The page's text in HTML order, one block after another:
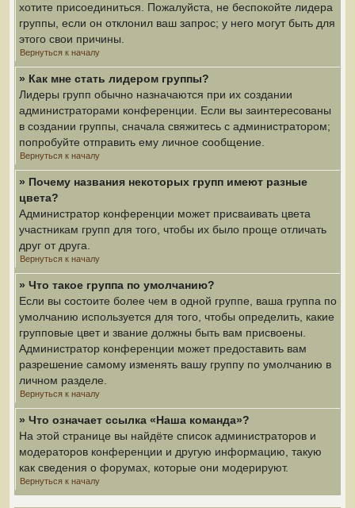
хотите присоединиться. Пожалуйста, не беспокойте лидера
группы, если он отклонил ваш запрос; у него могут быть для
этого свои причины.
Вернуться к началу
» Как мне стать лидером группы?
Лидеры групп обычно назначаются при их создании
администраторами конференции. Если вы заинтересованы
в создании группы, сначала свяжитесь с администратором;
попробуйте отправить ему личное сообщение.
Вернуться к началу
» Почему названия некоторых групп имеют разные
цвета?
Администратор конференции может присваивать цвета
участникам групп для того, чтобы их было проще отличать
друг от друга.
Вернуться к началу
» Что такое группа по умолчанию?
Если вы состоите более чем в одной группе, ваша группа по
умолчанию используется для того, чтобы определить, какие
групповые цвет и звание должны быть вам присвоены.
Администратор конференции может предоставить вам
разрешение самому изменять вашу группу по умолчанию в
личном разделе.
Вернуться к началу
» Что означает ссылка «Наша команда»?
На этой странице вы найдёте список администраторов и
модераторов конференции и другую информацию, такую
как сведения о форумах, которые они модерируют.
Вернуться к началу